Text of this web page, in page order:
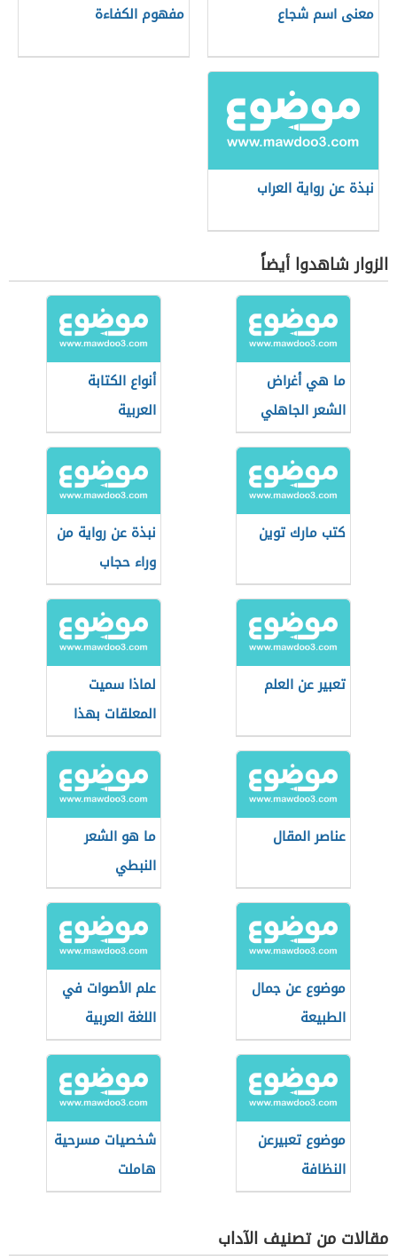
معنى اسم شجاع مفهوم الكفاءة
نبذة عن رواية العراب
الزوار شاهدوا أيضاً
ما هي أغراض
الشعر الجاهلي
أنواع الكتابة
العربية
كتب مارك توين
نبذة عن رواية من
وراء حجاب
تعبير عن العلم
لماذا سميت
المعلقات بهذا
الاسم
عناصر المقال
ما هو الشعر
النبطي
موضوع عن جمال
الطبيعة
علم الأصوات في
اللغة العربية
موضوع تعبيرعن
النظافة
شخصيات مسرحية
هاملت
مقالات من تصنيف الآداب